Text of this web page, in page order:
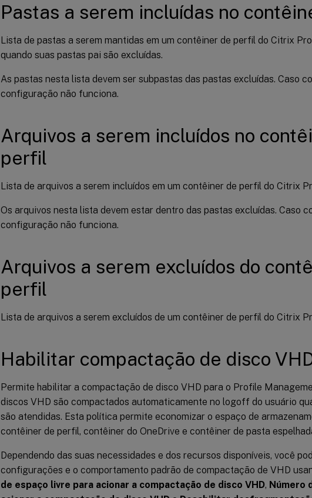
Pastas a serem incluídas no
Lista de pastas a serem mantidas em um contêiner de perfil do Citrix
quando suas pastas pai são excluídas.
As pastas nesta lista devem ser subpastas das pastas excluídas. Caso
configuração não funciona.
Arquivos a serem incluídos no
perfil
Lista de arquivos a serem incluídos em um contêiner de perfil do Citrix
Os arquivos nesta lista devem estar dentro das pastas excluídas. Caso
configuração não funciona.
Arquivos a serem excluídos do
perfil
Lista de arquivos a serem excluídos de um contêiner de perfil do Citrix
Habilitar compactação de disco
Permite habilitar a compactação de disco VHD para o Profile
discos VHD são compactados automaticamente no logoff do usuário
são atendidas. Esta política permite economizar o espaço de
contêiner de perfil, contêiner do OneDrive e contêiner de pasta
Dependendo das suas necessidades e dos recursos disponíveis, você
configurações e o comportamento padrão de compactação de VHD
de espaço livre para acionar a compactação de disco VHD, Número